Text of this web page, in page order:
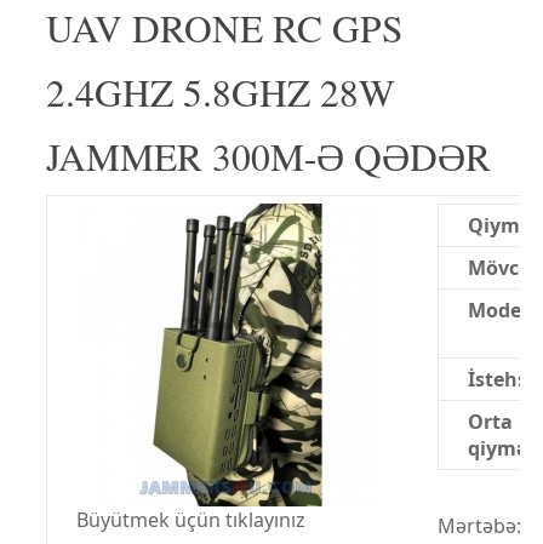
UAV DRONE RC GPS
2.4GHZ 5.8GHZ 28W
JAMMER 300M-Ə QƏDƏR
Büyütmek üçün tıklayınız
Model:
Orta
qiymət:
Mərtəbə: